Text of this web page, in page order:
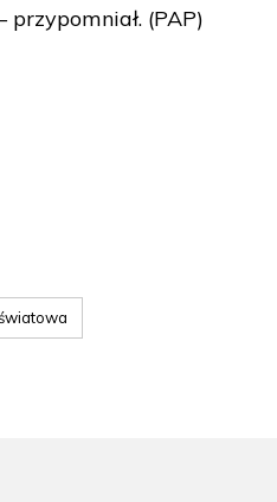
przypomniał. (PAP)